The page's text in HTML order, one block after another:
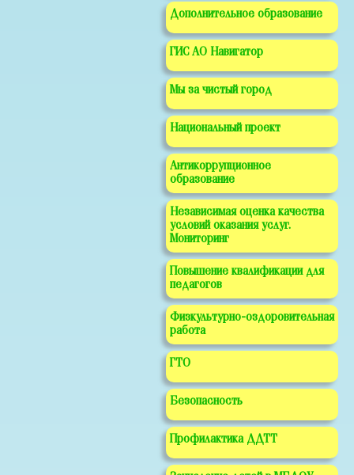
Дополнительное образование
ГИС АО Навигатор
Мы за чистый город
Национальный проект
Антикоррупционное
образование
Независимая оценка качества
условий оказания услуг.
Мониторинг
Повышение квалификации для
педагогов
Физкультурно-оздоровительная
работа
ГТО
Безопасность
Профилактика ДДТТ